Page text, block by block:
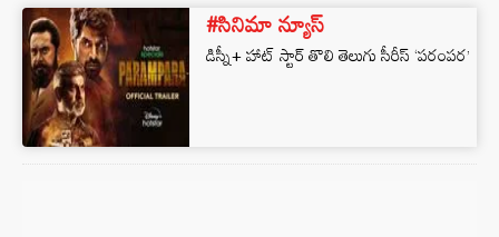
#సినిమా న్యూస్
డిస్నీ+ హాట్ స్టార్ తొలి తెలుగు సీరీస్ ‘పరంపర’